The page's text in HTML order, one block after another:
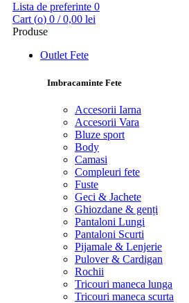
Lista de preferinte 0
Cart (o) 0 / 0,00 lei
Produse
Outlet Fete
Imbracaminte Fete
Accesorii Iarna
Accesorii Vara
Bluze sport
Body
Camasi
Compleuri fete
Fuste
Geci & Jachete
Ghiozdane & genți
Pantaloni Lungi
Pantaloni Scurti
Pijamale & Lenjerie
Pulover & Cardigan
Rochii
Tricouri maneca lunga
Tricouri maneca scurta